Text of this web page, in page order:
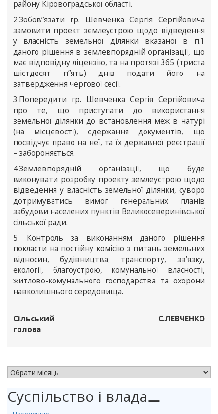
району Кіровоградської області.
2.Зобов”язати гр. Шевченка Сергія Сергійовича
замовити проект землеустрою щодо відведення
у власність земельної ділянки вказаної в п.1
даного рішення в землевпорядній організації, що
має відповідну ліцензію, та на протязі 365 (триста
шістдесят п”ять) днів подати його на
затвердження чергової сесії.
3.Попередити гр. Шевченка Сергія Сергійовича
про те, що приступати до використання
земельної ділянки до встановлення меж в натурі
(на місцевості), одержання документів, що
посвідчує право на неї, та їх державної реєстрації
– забороняється.
4.Землевпорядній організації, що буде
виконувати розробку проекту землеустрою щодо
відведення у власність земельної ділянки, суворо
дотримуватись вимог генеральних планів
забудови населених пунктів Великосеверинівської
сільської ради.
5. Контроль за виконанням даного рішення
покласти на постійну комісію з питань земельних
відносин, будівництва, транспорту, зв’язку,
екології, благоустрою, комунальної власності,
житлово-комунального господарства та охорони
навколишнього середовища.
Сільський
голова
С.ЛЕВЧЕНКО
Суспільство і влада⚊